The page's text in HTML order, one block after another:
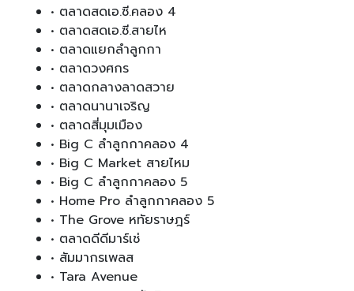
• ตลาดสดเอ.ซี.คลอง 4
• ตลาดสดเอ.ซี.สายไห
• ตลาดแยกลำลูกกา
• ตลาดวงศกร
• ตลาดกลางลาดสวาย
• ตลาดนานาเจริญ
• ตลาดสี่มุมเมือง
• Big C ลำลูกกาคลอง 4
• Big C Market สายไหม
• Big C ลำลูกกาคลอง 5
• Home Pro ลำลูกกาคลอง 5
• The Grove หทัยราษฎร์
• ตลาดดีดีมาร์เช่
• สัมมากรเพลส
• Tara Avenue